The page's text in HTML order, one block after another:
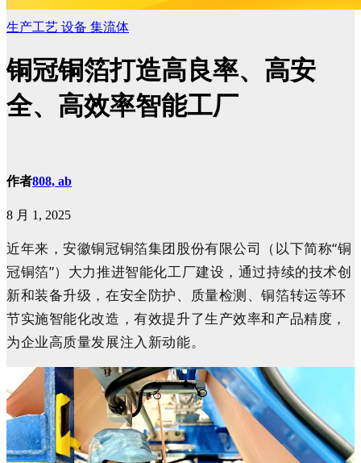
生产工艺 设备 集流体
铜冠铜箔打造高良率、高安
全、高效率智能工厂
作者808, ab
8 月 1, 2025
近年来，安徽铜冠铜箔集团股份有限公司（以下简称“铜
冠铜箔”）大力推进智能化工厂建设，通过持续的技术创
新和装备升级，在安全防护、质量检测、铜箔转运等环
节实施智能化改造，有效提升了生产效率和产品精度，
为企业高质量发展注入新动能。